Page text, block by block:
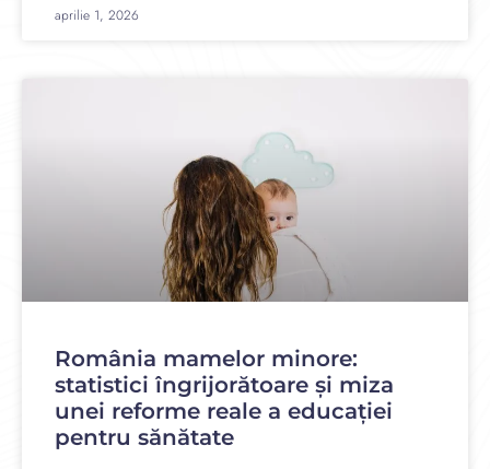
aprilie 1, 2026
România mamelor minore:
statistici îngrijorătoare și miza
unei reforme reale a educației
pentru sănătate